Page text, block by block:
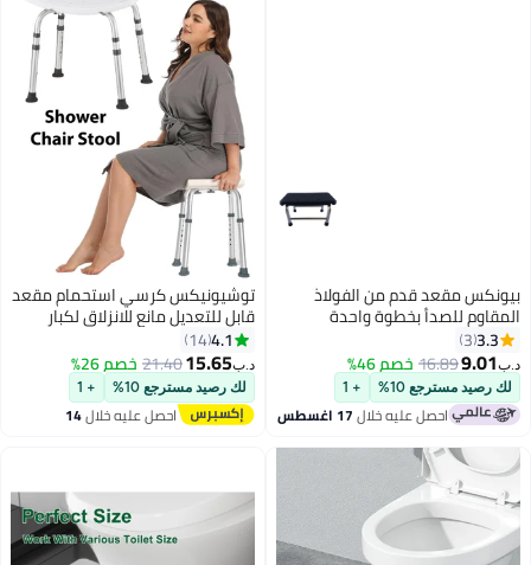
بيونكس مقعد قدم من الفولاذ
المقاوم للصدأ بخطوة واحدة
3.3
3
د.ب‏9.01
16.89خصم 46%
لك رصيد مسترجع 10% + 1
احصل عليه خلال17 اغسطس
توشيونيكس كرسي استحمام مقعد
قابل للتعديل مانع للانزلاق لكبار
السن والمعاقين، خفيف الوزن
ومضاد للانزلاق، مقعد استحمام
طبي، مقعد حمام وحوض استحمام
آمن لكبار السن الحوامل المصابات
4.1
14
د.ب‏15.65
21.40خصم 26%
لك رصيد مسترجع 10% + 1
احصل عليه خلال14